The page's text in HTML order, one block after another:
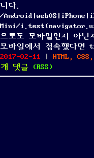
니다.
/
Mini/
으로도 모바일인지 아
모바일에서 접속했다
Posted
on
2017-02-11 Categories
HTML,
개 댓글
(RSS)